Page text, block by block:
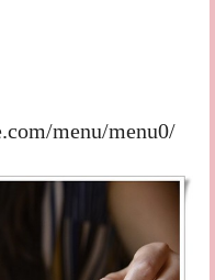
menu/menu0/